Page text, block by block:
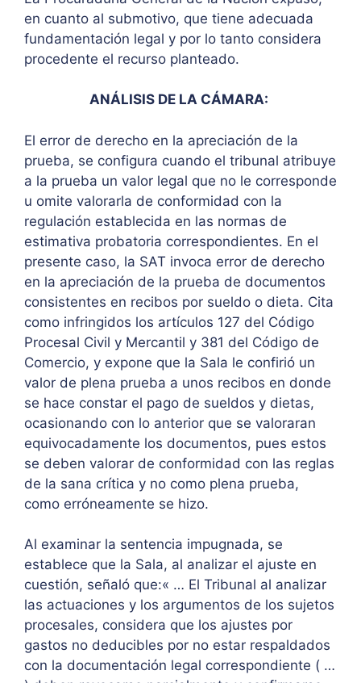
en cuanto al submotivo, que tiene adecuada
fundamentación legal y por lo tanto considera
procedente el recurso planteado.
ANÁLISIS DE LA CÁMARA:
El error de derecho en la apreciación de la
prueba, se configura cuando el tribunal atribuye
a la prueba un valor legal que no le corresponde
u omite valorarla de conformidad con la
regulación establecida en las normas de
estimativa probatoria correspondientes. En el
presente caso, la SAT invoca error de derecho
en la apreciación de la prueba de documentos
consistentes en recibos por sueldo o dieta. Cita
como infringidos los artículos 127 del Código
Procesal Civil y Mercantil y 381 del Código de
Comercio, y expone que la Sala le confirió un
valor de plena prueba a unos recibos en donde
se hace constar el pago de sueldos y dietas,
ocasionando con lo anterior que se valoraran
equivocadamente los documentos, pues estos
se deben valorar de conformidad con las reglas
de la sana crítica y no como plena prueba,
como erróneamente se hizo.
Al examinar la sentencia impugnada, se
establece que la Sala, al analizar el ajuste en
cuestión, señaló que:« … El Tribunal al analizar
las actuaciones y los argumentos de los sujetos
procesales, considera que los ajustes por
gastos no deducibles por no estar respaldados
con la documentación legal correspondiente ( …